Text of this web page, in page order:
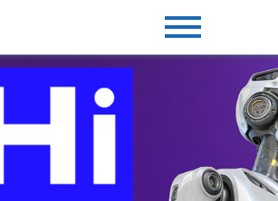
Für Gründer mit Extras